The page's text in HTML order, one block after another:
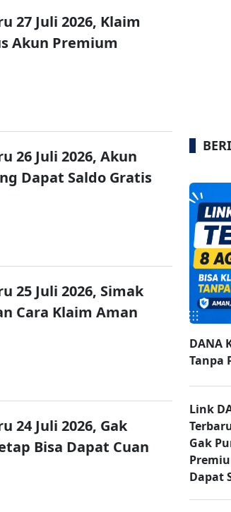
27 Juli 2026, Klaim
Akun Premium
26 Juli 2026, Akun
Dapat Saldo Gratis
25 Juli 2026, Simak
Cara Klaim Aman
24 Juli 2026, Gak
Bisa Dapat Cuan
DANA
Tanpa
Link
Gak
Dapat